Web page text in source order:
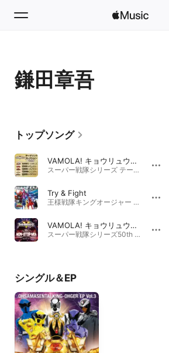
ホーム
ラジオ
鎌田章吾
トップソング
VAMOLA! キョウリュウジャー
スーパー戦隊シリーズ テーマソングコレクション Vol. 8 · 2013年
Try & Fight
王様戦隊キングオージャー 主題歌 · 2023年
VAMOLA! キョウリュウジャー (NON-STOP MIX 50th Anniversary)
スーパー戦隊シリーズ50th Anniversary NON-STOP MIX · 2026年
シングル＆EP